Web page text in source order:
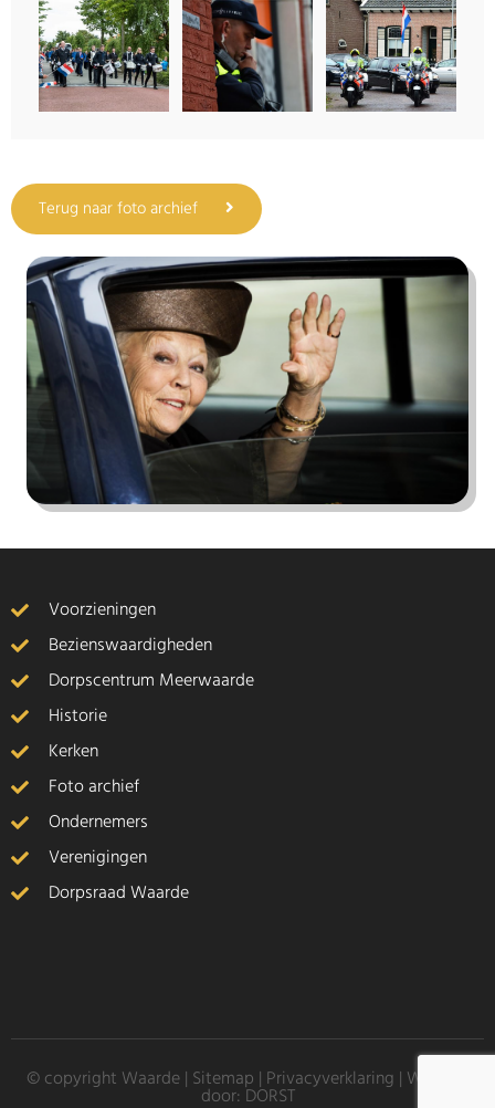
Terug naar foto archief
Voorzieningen
Bezienswaardigheden
Dorpscentrum Meerwaarde
Historie
Kerken
Foto archief
Ondernemers
Verenigingen
Dorpsraad Waarde
© copyright Waarde | Sitemap Privacyverklaring | Website
door: DORST